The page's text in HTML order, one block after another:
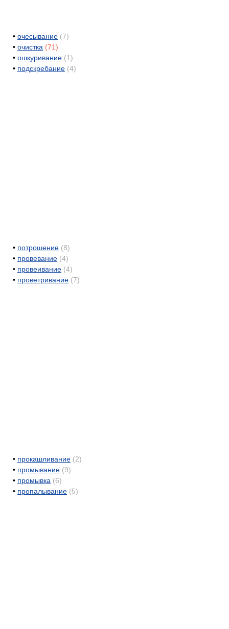
• очесывание (7)
• очистка (71)
• ошкуривание (1)
• подскребание (4)
• потрошение (8)
• провевание (4)
• провеивание (4)
• проветривание (7)
• прокашливание (2)
• промывание (9)
• промывка (6)
• пропалывание (5)